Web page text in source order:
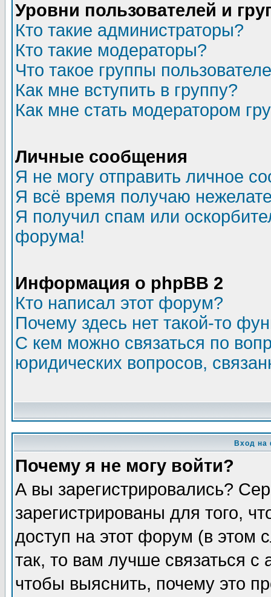
Уровни пользователей и
Кто такие администраторы?
Кто такие модераторы?
Что такое группы
Как мне вступить в группу?
Как мне стать модератором
Личные сообщения
Я не могу отправить личное
Я всё время получаю
Я получил спам или
форума!
Информация о phpBB 2
Кто написал этот форум?
Почему здесь нет такой-то
С кем можно связаться по
юридических вопросов,
Вход на
Почему я не могу войти?
А вы зарегистрировались?
зарегистрированы для того,
доступ на этот форум (в этом
так, то вам лучше связаться
чтобы выяснить, почему это